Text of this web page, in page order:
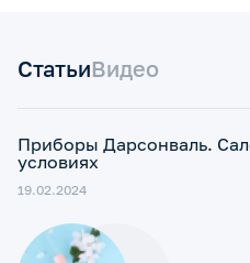
СтатьиВидео
Приборы Дарсонваль.
условиях
19.02.2024